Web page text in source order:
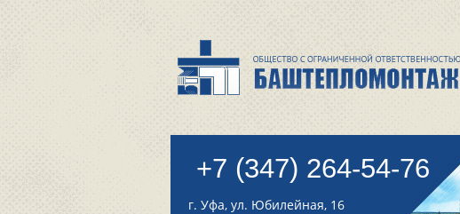
+7 (347) 264-54-76
г. Уфа, ул. Юбилейная, 16